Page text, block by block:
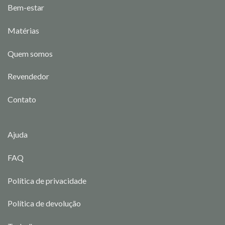
Bem-estar
Matérias
Quem somos
Revendedor
Contato
Ajuda
FAQ
Política de privacidade
Política de devolução